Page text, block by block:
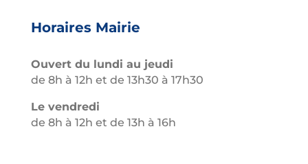
Horaires Mairie
Ouvert du lundi au jeudi
de 8h à 12h et de 13h30 à 17h30
Le vendredi
de 8h à 12h et de 13h à 16h